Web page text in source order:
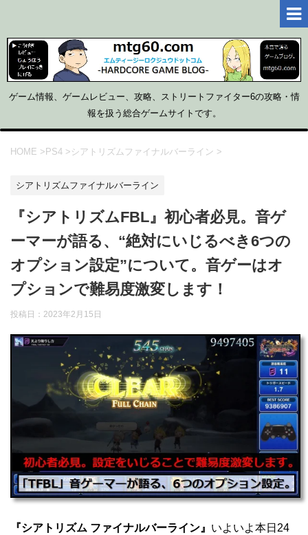
ゲーム情報、ゲームレビュー、攻略、ストリートファイター6の攻略・情
報を扱う総合ゲームサイトです。
HOME >PS4 > シアトリズムファイナルバーライン >
シアトリズムファイナルバーライン
『シアトリズムFBL』初心者必見。音ゲ
ーマーが語る、“絶対にいじるべき6つの
オプション設定”について。音ゲーはオ
プションで難易度激変します！
投稿日： 2023年2月15日
『シアトリズム ファイナルバーライン』 いよいよ本日24